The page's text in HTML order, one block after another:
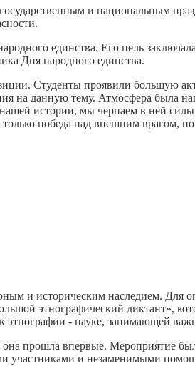
и национальным
единства. Его цель
Дня народного единства.
Студенты проявили большую
на данную тему. Атмосфера была
истории, мы черпаем в ней
победа над внешним врагом,
и историческим наследием. Для
этнографический диктант»,
- науке, занимающей
прошла впервые. Мероприятие
участниками и незаменимыми